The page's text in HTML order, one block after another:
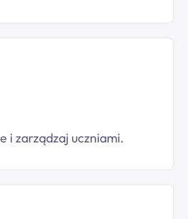
i zarządzaj uczniami.